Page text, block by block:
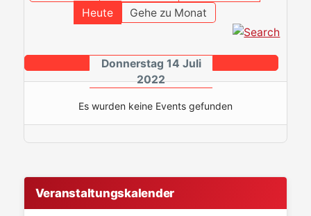
Heute
Gehe zu Monat
Donnerstag 14 Juli
2022
Es wurden keine Events gefunden
Veranstaltungskalender